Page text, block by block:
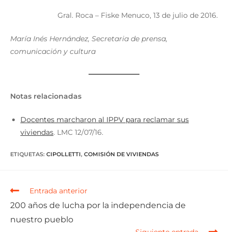
Gral. Roca – Fiske Menuco, 13 de julio de 2016.
María Inés Hernández, Secretaria de prensa,
comunicación y cultura
Notas relacionadas
Docentes marcharon al IPPV para reclamar sus
viviendas. LMC 12/07/16.
ETIQUETAS: CIPOLLETTI, COMISIÓN DE VIVIENDAS
Entrada anterior
200 años de lucha por la independencia de
nuestro pueblo